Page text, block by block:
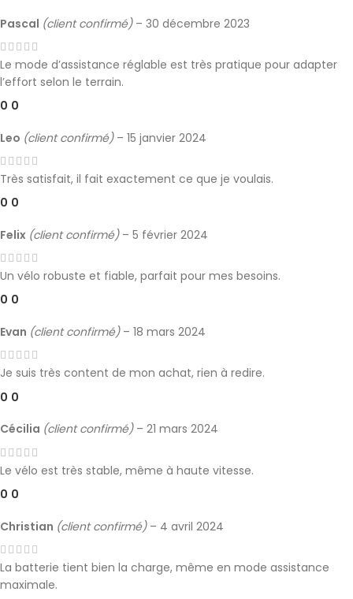
Pascal (client confirmé) – 30 décembre 2023
Le mode d’assistance réglable est très pratique pour adapter
l’effort selon le terrain.
0 0
Leo (client confirmé) – 15 janvier 2024
Très satisfait, il fait exactement ce que je voulais.
0 0
Felix (client confirmé) – 5 février 2024
Un vélo robuste et fiable, parfait pour mes besoins.
0 0
Evan (client confirmé) – 18 mars 2024
Je suis très content de mon achat, rien à redire.
0 0
Cécilia (client confirmé) – 21 mars 2024
Le vélo est très stable, même à haute vitesse.
0 0
Christian (client confirmé) – 4 avril 2024
La batterie tient bien la charge, même en mode assistance
maximale.